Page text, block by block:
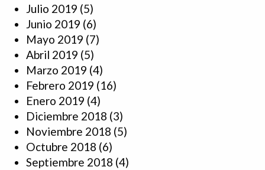
Julio 2019 (5)
Junio 2019 (6)
Mayo 2019 (7)
Abril 2019 (5)
Marzo 2019 (4)
Febrero 2019 (16)
Enero 2019 (4)
Diciembre 2018 (3)
Noviembre 2018 (5)
Octubre 2018 (6)
Septiembre 2018 (4)